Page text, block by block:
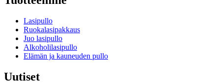
Lasipullo
Ruokalasipakkaus
Juo lasipullo
Alkoholilasipullo
Elämän ja kauneuden pullo
Uutiset